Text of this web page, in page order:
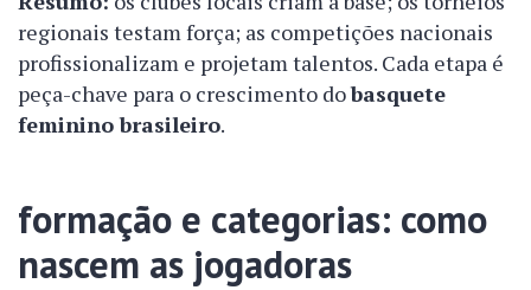
regionais testam força; as competições nacionais
profissionalizam e projetam talentos. Cada etapa é
peça-chave para o crescimento dobasquete
feminino brasileiro.
formação e categorias: como
nascem as jogadoras